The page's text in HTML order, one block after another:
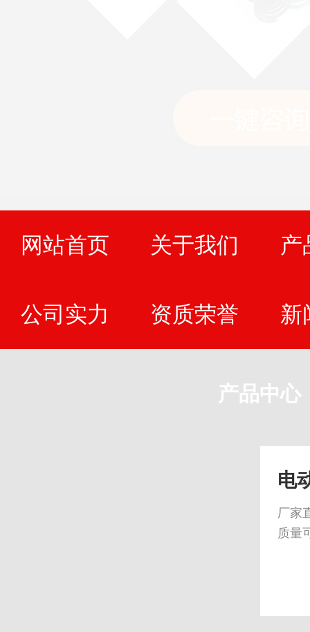
网站首页 关于我们 产
公司实力 资质荣誉 新
产品中心
电
厂家
质量